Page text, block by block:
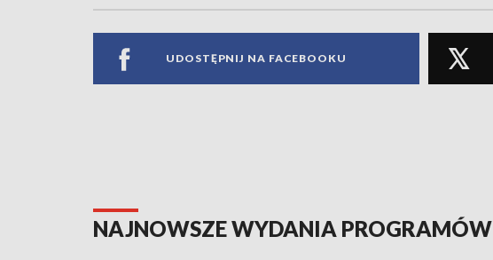
UDOSTĘPNIJ NA FACEBOOKU
NAJNOWSZE WYDANIA PROGRAMÓW